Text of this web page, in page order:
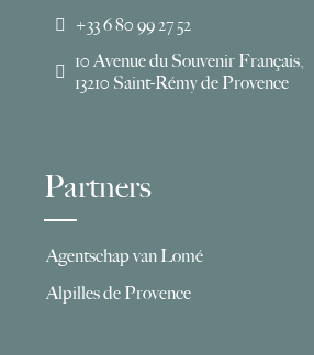
+33 6 80 99 27 52
10 Avenue du Souvenir Français,
13210 Saint-Rémy de Provence
Partners
Agentschap van Lomé
Alpilles de Provence